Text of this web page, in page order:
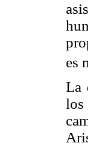
es
La
los